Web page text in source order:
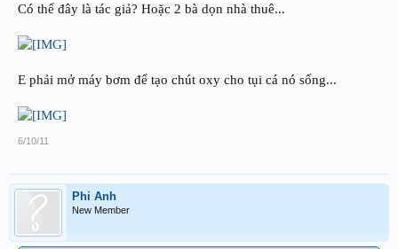
Có thể đây là tác giả? Hoặc 2 bà dọn nhà thuê...
E phải mở máy bơm để tạo chút oxy cho tụi cá nó sống...
6/10/11
Phi Anh
New Member